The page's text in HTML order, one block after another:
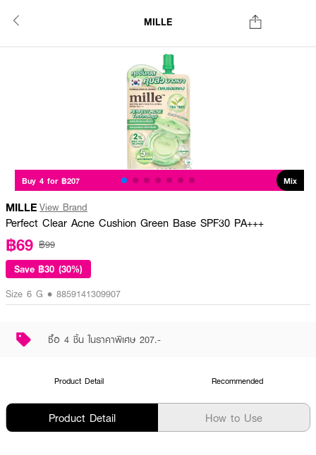
MILLE
Buy 4 for ฿207 Mix
MILLE View Brand
Perfect Clear Acne Cushion Green Base SPF30 PA+++
฿69 ฿99
Save ฿30 (30%)
Size 6 G • 8859141309907
ซื้อ 4 ชิ้น ในราคาพิเศษ 207.-
Product Detail Recommended
Product Detail How to Use